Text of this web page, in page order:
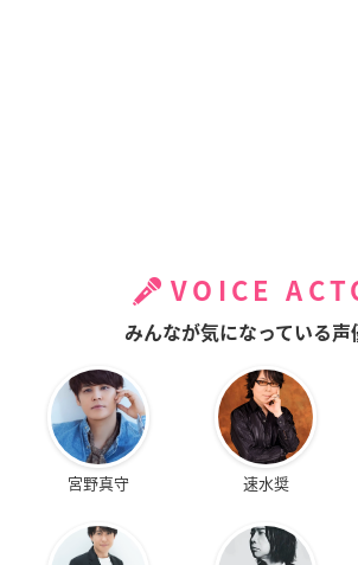
VOICE
みんなが気になっている声
宮野真守 速水奨